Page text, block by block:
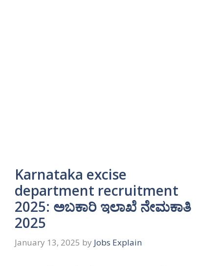
Karnataka excise
department recruitment
2025: ಅಬಕಾರಿ ಇಲಾಖೆ ನೇಮಕಾತಿ
2025
January 13, 2025 by Jobs Explain